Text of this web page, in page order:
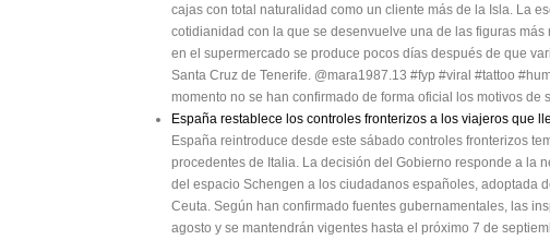
cajas con total naturalidad como un cliente más de la Isla. La
cotidianidad con la que se desenvuelve una de las figuras
en el supermercado se produce pocos días después de que
Santa Cruz de Tenerife. @mara1987.13 #fyp #viral #tattoo
momento no se han confirmado de forma oficial los motivos
España restablece los controles fronterizos a los viajeros que
España reintroduce desde este sábado controles fronterizos
procedentes de Italia. La decisión del Gobierno responde a la
del espacio Schengen a los ciudadanos españoles, adoptada
Ceuta. Según han confirmado fuentes gubernamentales, las
agosto y se mantendrán vigentes hasta el próximo 7 de